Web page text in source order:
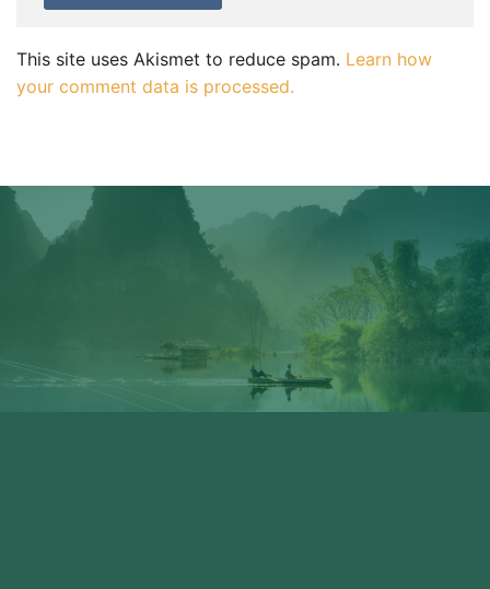
This site uses Akismet to reduce spam. Learn how
your comment data is processed.